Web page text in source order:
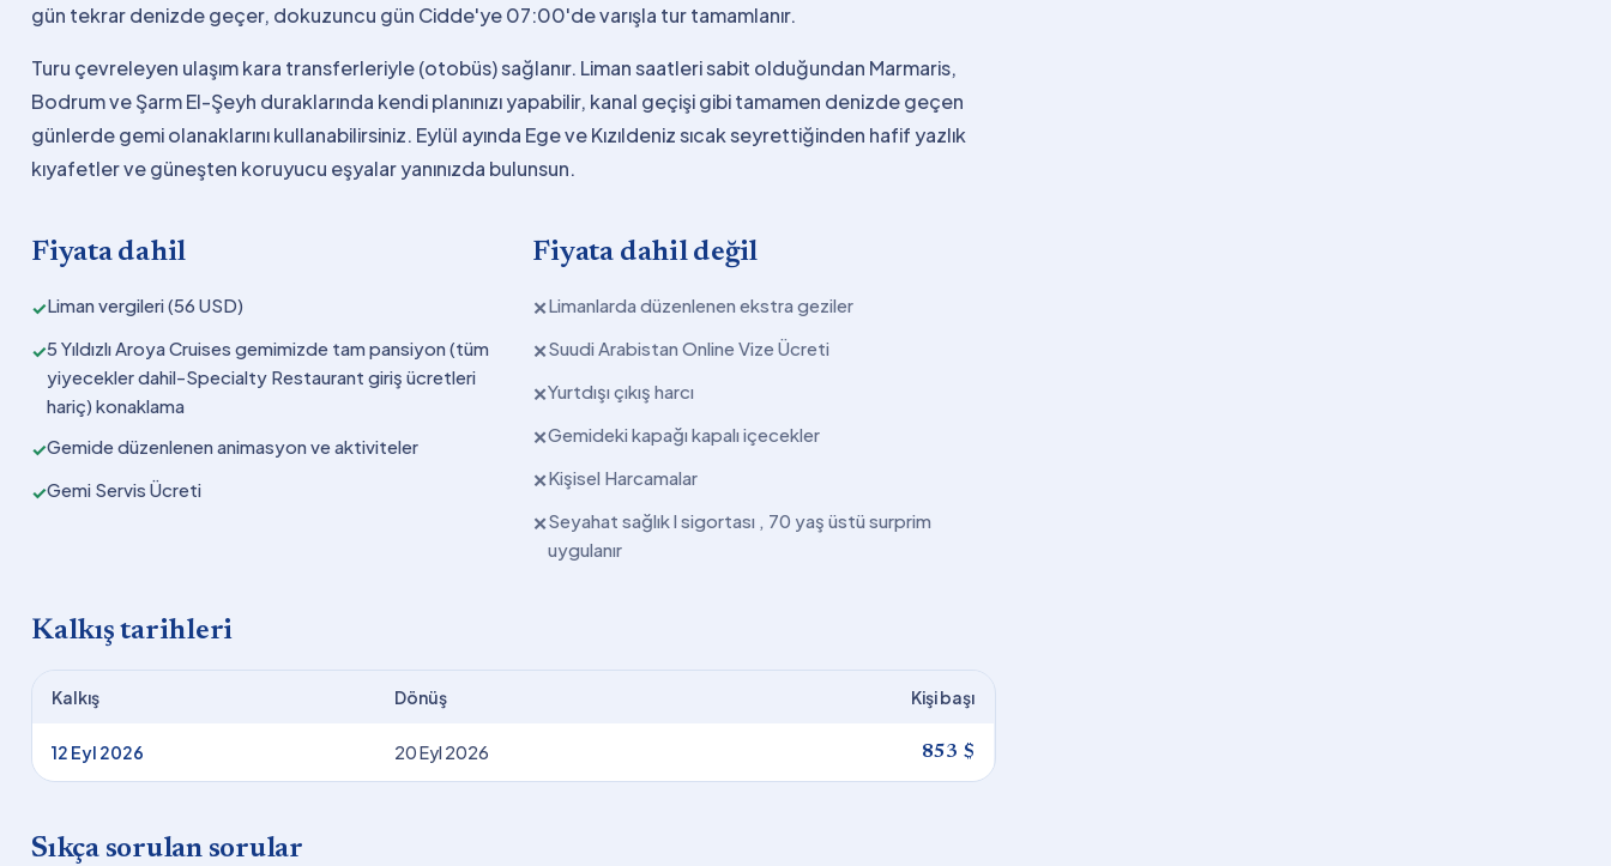
gün tekrar denizde geçer, dokuzuncu gün Cidde'ye 07:00'de varışla tur tamamlanır.
Turu çevreleyen ulaşım kara transferleriyle (otobüs) sağlanır. Liman saatleri sabit olduğundan Marmaris,
Bodrum ve Şarm El-Şeyh duraklarında kendi planınızı yapabilir, kanal geçişi gibi tamamen denizde geçen
günlerde gemi olanaklarını kullanabilirsiniz. Eylül ayında Ege ve Kızıldeniz sıcak seyrettiğinden hafif yazlık
kıyafetler ve güneşten koruyucu eşyalar yanınızda bulunsun.
Fiyata dahil
✓Liman vergileri (56 USD)
✓5 Yıldızlı Aroya Cruises gemimizde tam pansiyon (tüm
yiyecekler dahil-Specialty Restaurant giriş ücretleri
hariç) konaklama
✓Gemide düzenlenen animasyon ve aktiviteler
✓Gemi Servis Ücreti
Fiyata dahil değil
✕Limanlarda düzenlenen ekstra geziler
✕Suudi Arabistan Online Vize Ücreti
✕Yurtdışı çıkış harcı
✕Gemideki kapağı kapalı içecekler
✕Kişisel Harcamalar
✕Seyahat sağlık l sigortası , 70 yaş üstü surprim
uygulanır
Kalkış tarihleri
Kalkış Dönüş Kişi başı
12 Eyl 2026 20 Eyl 2026 853 $
Sıkça sorulan sorular